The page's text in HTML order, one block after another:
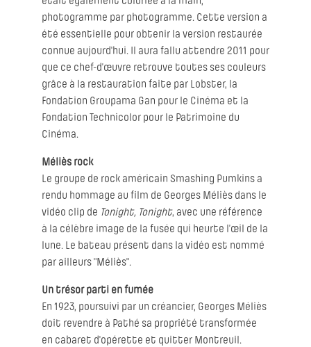
photogramme par photogramme. Cette version a
été essentielle pour obtenir la version restaurée
connue aujourd'hui. Il aura fallu attendre 2011 pour
que ce chef-d’œuvre retrouve toutes ses couleurs
grâce à la restauration faite par Lobster, la
Fondation Groupama Gan pour le Cinéma et la
Fondation Technicolor pour le Patrimoine du
Cinéma.
Méliès rock
Le groupe de rock américain Smashing Pumkins a
rendu hommage au film de Georges Méliès dans le
vidéo clip de Tonight, Tonight, avec une référence
à la célèbre image de la fusée qui heurte l’œil de la
lune. Le bateau présent dans la vidéo est nommé
par ailleurs "Méliès".
Un trésor parti en fumée
En 1923, poursuivi par un créancier, Georges Méliès
doit revendre à Pathé sa propriété transformée
en cabaret d'opérette et quitter Montreuil.